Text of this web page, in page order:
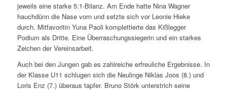
jeweils eine starke 5:1-Bilanz. Am Ende hatte Nina Wagner
hauchdünn die Nase vorn und setzte sich vor Leonie Hieke
durch. Mitfavoritin Yuna Paoli komplettierte das Kißlegger
Podium als Dritte. Eine Überraschungssiegerin und ein starkes
Zeichen der Vereinsarbeit.
Auch bei den Jungen gab es zahlreiche erfreuliche Ergebnisse. In
der Klasse U11 schlugen sich die Neulinge Niklas Joos (8.) und
Loris Enz (7.) überaus tapfer. Bruno Störk unterstrich seine